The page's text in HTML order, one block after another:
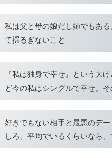
私は父と母の娘だし姉でもあ
て揺るぎないこと
『私は独身で幸せ』という大
ど今の私はシングルで幸せ。
好きでもない相手と最悪のデ
しろ、平均でいるくらいなら